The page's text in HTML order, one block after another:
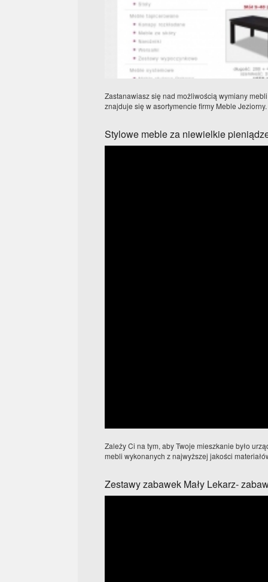
Zastanawiasz się nad możliwością wymiany
znajduje się w asortymencie firmy Meble
Stylowe meble za niewielkie
Zależy Ci na tym, aby Twoje mieszkanie było
mebli wykonanych z najwyższej jakości
Zestawy zabawek Mały Lekarz-